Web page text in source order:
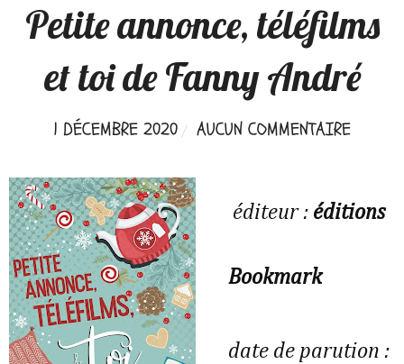
Petite annonce, téléfilms
et toi de Fanny André
1 DÉCEMBRE 2020 AUCUN COMMENTAIRE
éditeur : éditions
Bookmark
date de parution :